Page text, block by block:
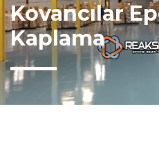
Kovancılar
Kaplama